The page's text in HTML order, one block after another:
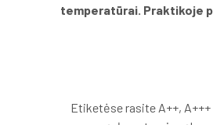
temperatūrai. Praktikoje
Etiketėse rasite A++,